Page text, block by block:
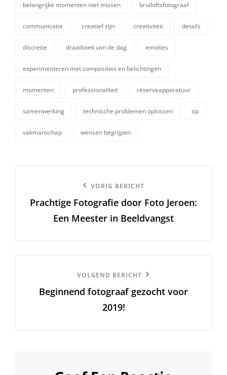
belangrijke momenten niet missen bruiloftsfotograaf
communicatie creatief zijn creativiteit details
discretie draaiboek van de dag emoties
experimenteren met composities en belichtingen
momenten professionaliteit reserveapparatuur
samenwerking technische problemen oplossen tip
vakmanschap wensen begrijpen
bericht
VORIG BERICHT
Prachtige Fotografie door Foto Jeroen:
Een Meester in Beeldvangst
Bericht
VOLGEND BERICHT
Beginnend fotograaf gezocht voor
2019!